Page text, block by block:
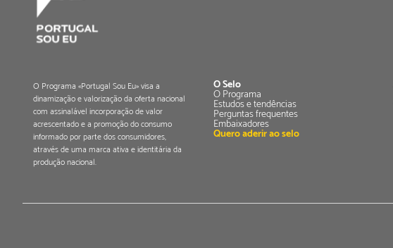
O Programa «Portugal Sou Eu» visa a
dinamização e valorização da oferta nacional
com assinalável incorporação de valor
acrescentado e a promoção do consumo
informado por parte dos consumidores,
através de uma marca ativa e identitária da
produção nacional.
O Selo
O Programa
Estudos e tendências
Perguntas frequentes
Embaixadores
Quero aderir ao selo